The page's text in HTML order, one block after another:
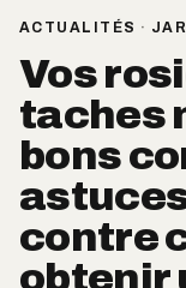
ACTUALITÉS ·
Vos
taches
bons
contre
obtenir